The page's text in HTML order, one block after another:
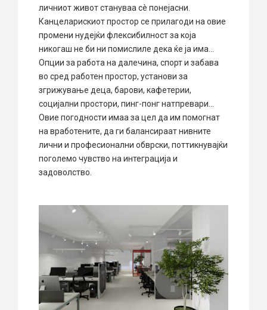
личниот живот стануваа сè понејасни.
Канцеларискиот простор се прилагоди на овие
промени нудејќи флексибилност за која
никогаш не би ни помислиле дека ќе ја има…
Опции за работа на далечина, спорт и забава
во сред работен простор, установи за
згрижување деца, барови, кафетерии,
социјални простори, пинг-понг натпревари…
Овие погодности имаа за цел да им помогнат
на вработените, да ги балансираат нивните
лични и професионални обврски, поттикнувајќи
поголемо чувство на интеграција и
задоволство.